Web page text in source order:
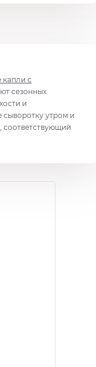
с
сезонных
и
сыворотку утром и
соответствующий